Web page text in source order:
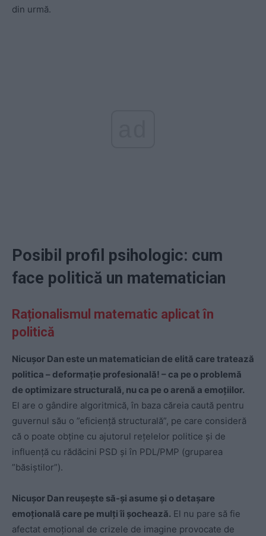
din urmă.
Posibil profil psihologic: cum
face politică un matematician
Raționalismul matematic aplicat în
politică
Nicușor Dan este un matematician de elită care tratează
politica – deformație profesională! – ca pe o problemă
de optimizare structurală, nu ca pe o arenă a emoțiilor.
El are o gândire algoritmică, în baza căreia caută pentru
guvernul său o ”eficiență structurală”, pe care consideră
că o poate obține cu ajutorul rețelelor politice și de
influență cu rădăcini PSD și în PDL/PMP (gruparea
”băsiștilor”).
Nicușor Dan reușește să-și asume și o detașare
emoțională care pe mulți îi șochează. El nu pare să fie
afectat emoțional de crizele de imagine provocate de